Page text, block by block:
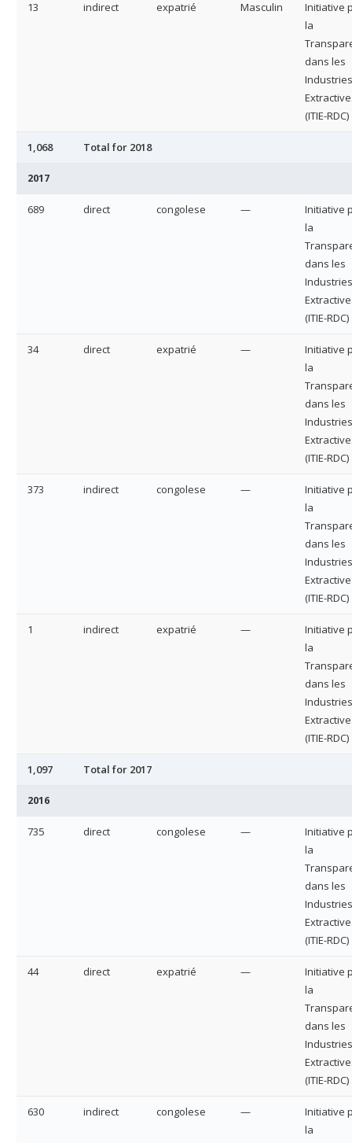
13 indirect expatrié Masculin
Initiative
la
dans les
Industries
(ITIE-RDC)
1,068 Total for 2018
2017
689 direct congolese —
Initiative
la
dans les
Industries
(ITIE-RDC)
34 direct expatrié —
Initiative
la
dans les
Industries
(ITIE-RDC)
373 indirect congolese —
Initiative
la
dans les
Industries
(ITIE-RDC)
1 indirect expatrié —
Initiative
la
dans les
Industries
(ITIE-RDC)
1,097 Total for 2017
2016
735 direct congolese —
Initiative
la
dans les
Industries
(ITIE-RDC)
44 direct expatrié —
Initiative
la
dans les
Industries
(ITIE-RDC)
630 indirect congolese —
Initiative
la